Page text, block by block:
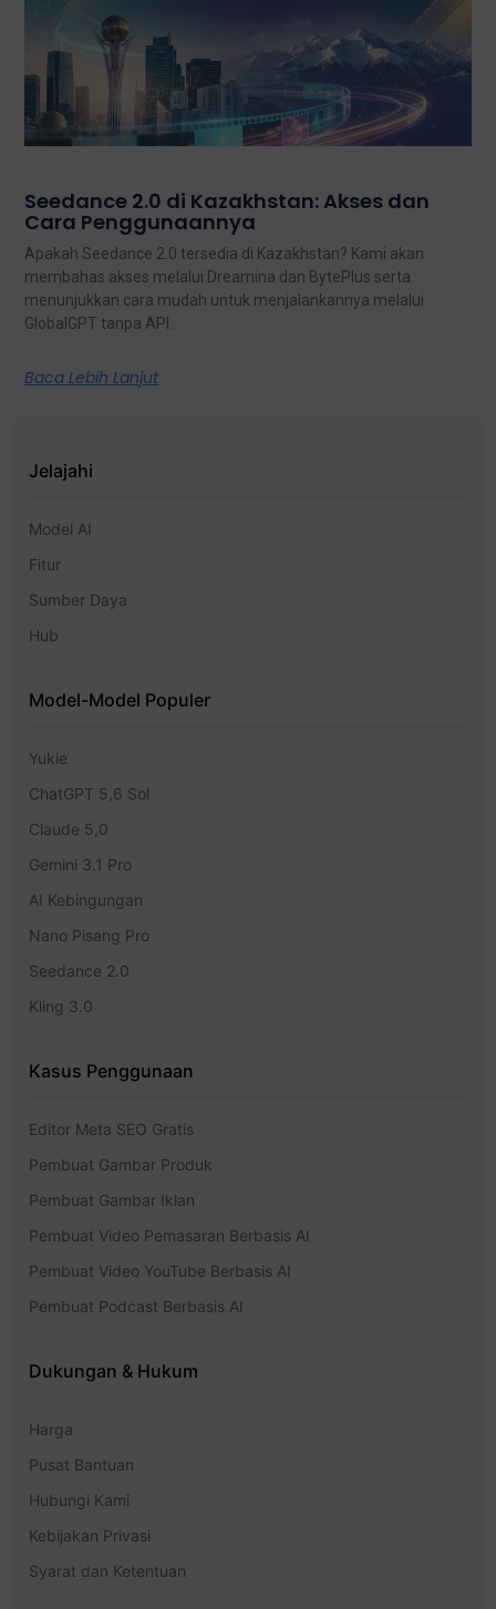
Seedance 2.0 di Kazakhstan: Akses dan
Cara Penggunaannya
Apakah Seedance 2.0 tersedia di Kazakhstan? Kami akan
membahas akses melalui Dreamina dan BytePlus serta
menunjukkan cara mudah untuk menjalankannya melalui
GlobalGPT tanpa API.
Baca Lebih Lanjut
Jelajahi
Model AI
Fitur
Sumber Daya
Hub
Model-Model Populer
Yukie
ChatGPT 5,6 Sol
Claude 5,0
Gemini 3.1 Pro
AI Kebingungan
Nano Pisang Pro
Seedance 2.0
Kling 3.0
Kasus Penggunaan
Editor Meta SEO Gratis
Pembuat Gambar Produk
Pembuat Gambar Iklan
Pembuat Video Pemasaran Berbasis AI
Pembuat Video YouTube Berbasis AI
Pembuat Podcast Berbasis AI
Dukungan & Hukum
Harga
Pusat Bantuan
Hubungi Kami
Kebijakan Privasi
Syarat dan Ketentuan